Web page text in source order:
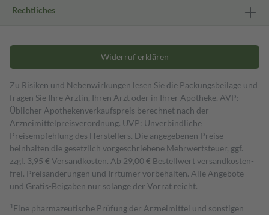
Rechtliches
Widerruf erklären
Zu Risiken und Nebenwirkungen lesen Sie die Packungsbeilage und
fragen Sie Ihre Ärztin, Ihren Arzt oder in Ihrer Apotheke. AVP:
Üblicher Apothekenverkaufspreis berechnet nach der
Arzneimittelpreisverordnung. UVP: Unverbindliche
Preisempfehlung des Herstellers. Die angegebenen Preise
beinhalten die gesetzlich vorgeschriebene Mehrwertsteuer, ggf.
zzgl. 3,95 € Versandkosten. Ab 29,00 € Bestell­wert versand­kosten­
frei. Preisänderungen und Irrtümer vorbehalten. Alle Angebote
und Gratis-Beigaben nur solange der Vorrat reicht.
1 Eine pharmazeutische Prüfung der Arzneimittel und sonstigen